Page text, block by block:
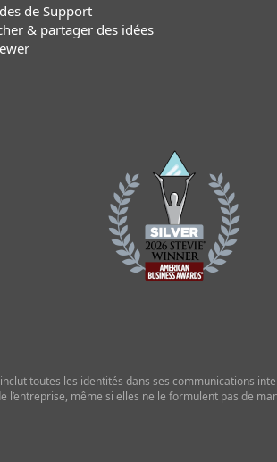
de Support
& partager des idées
toutes les identités dans ses communications
l’entreprise, même si elles ne le formulent pas de